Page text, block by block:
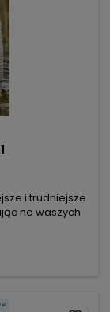
i trudniejsze
na waszych
„gotowce" do
– o wiele